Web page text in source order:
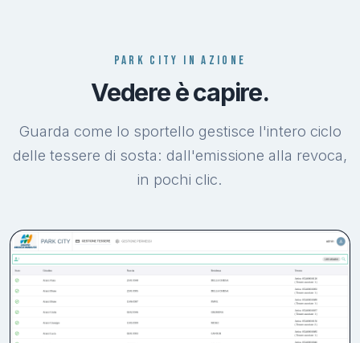
PARK CITY IN AZIONE
Vedere è capire.
Guarda come lo sportello gestisce l'intero ciclo
delle tessere di sosta: dall'emissione alla revoca,
in pochi clic.